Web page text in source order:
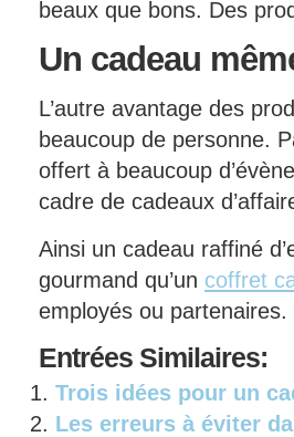
beaux que bons. Des
Un cadeau
L’autre avantage des
beaucoup de personne.
offert à beaucoup
cadre de cadeaux
Ainsi un cadeau raffiné
gourmand qu’un coffret
employés ou partenaires.
Entrées Similaires:
Trois idées pour un
Les erreurs à éviter